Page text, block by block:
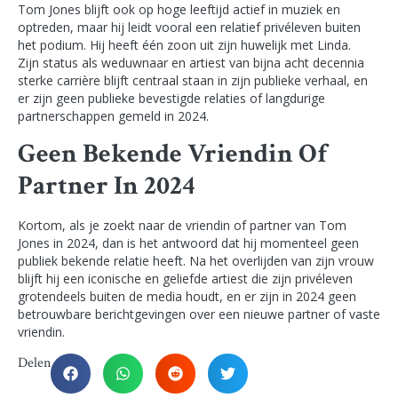
Tom Jones blijft ook op hoge leeftijd actief in muziek en
optreden, maar hij leidt vooral een relatief privéleven buiten
het podium. Hij heeft één zoon uit zijn huwelijk met Linda.
Zijn status als weduwnaar en artiest van bijna acht decennia
sterke carrière blijft centraal staan in zijn publieke verhaal, en
er zijn geen publieke bevestigde relaties of langdurige
partnerschappen gemeld in 2024.
Geen Bekende Vriendin Of
Partner In 2024
Kortom, als je zoekt naar de vriendin of partner van Tom
Jones in 2024, dan is het antwoord dat hij momenteel geen
publiek bekende relatie heeft. Na het overlijden van zijn vrouw
blijft hij een iconische en geliefde artiest die zijn privéleven
grotendeels buiten de media houdt, en er zijn in 2024 geen
betrouwbare berichtgevingen over een nieuwe partner of vaste
vriendin.
Delen